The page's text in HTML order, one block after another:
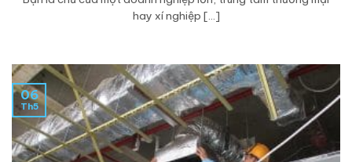
hay xí nghiệp [...]
06
Th5